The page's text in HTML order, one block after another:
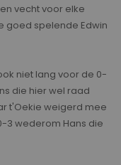
vecht voor elke
goed spelende Edwin
niet lang voor de 0-
die hier wel raad
t'Oekie weigerd mee
3 wederom Hans die